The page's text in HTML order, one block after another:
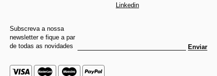
Linkedin
Subscreva a nossa
newsletter e fique a par
de todas as novidades
Enviar